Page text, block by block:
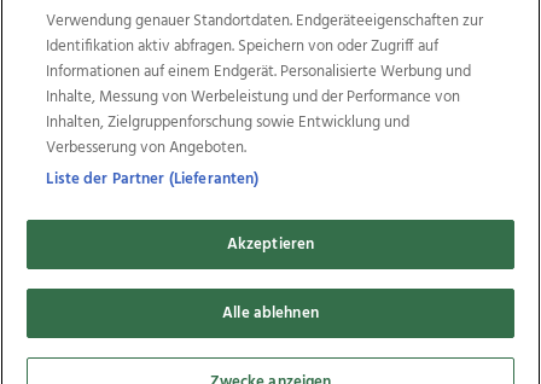
Weitere Angebote des Medienhauses Wimmer
TV1 di-mog-i.at OÖNow
Ischler Woche
Life Radio
OÖNachrichten
OÖN Immobilien
OÖN Karriere
OÖN Reise
Promenaden Galerien
Regionaljobs
wasistlos.at wirtrauern.at
Copyrights © 2026 Tips Zeitungs GmbH & Co KG
developed by
Verwendung genauer Standortdaten. Endgeräteeigenschaften zur
Identifikation aktiv abfragen. Speichern von oder Zugriff auf
Informationen auf einem Endgerät. Personalisierte Werbung und
Inhalte, Messung von Werbeleistung und der Performance von
Inhalten, Zielgruppenforschung sowie Entwicklung und
Verbesserung von Angeboten.
Liste der Partner (Lieferanten)
Akzeptieren
Alle ablehnen